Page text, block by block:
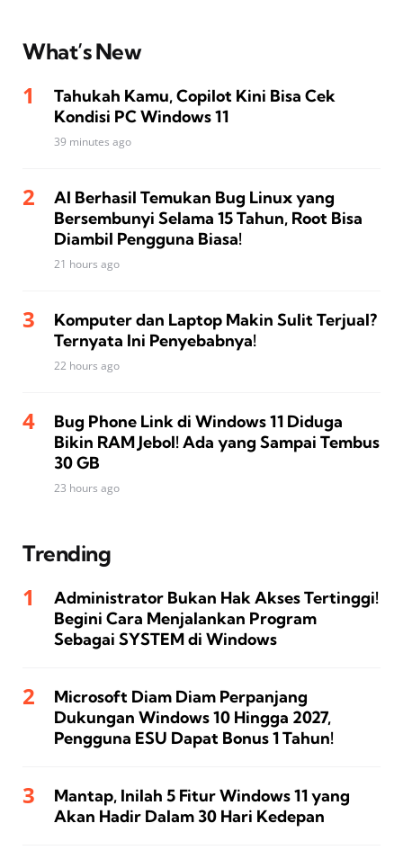
What’s New
Tahukah Kamu, Copilot Kini Bisa Cek
Kondisi PC Windows 11
39 minutes ago
AI Berhasil Temukan Bug Linux yang
Bersembunyi Selama 15 Tahun, Root Bisa
Diambil Pengguna Biasa!
21 hours ago
Komputer dan Laptop Makin Sulit Terjual?
Ternyata Ini Penyebabnya!
22 hours ago
Bug Phone Link di Windows 11 Diduga
Bikin RAM Jebol! Ada yang Sampai Tembus
30 GB
23 hours ago
Trending
Administrator Bukan Hak Akses Tertinggi!
Begini Cara Menjalankan Program
Sebagai SYSTEM di Windows
Microsoft Diam Diam Perpanjang
Dukungan Windows 10 Hingga 2027,
Pengguna ESU Dapat Bonus 1 Tahun!
Mantap, Inilah 5 Fitur Windows 11 yang
Akan Hadir Dalam 30 Hari Kedepan